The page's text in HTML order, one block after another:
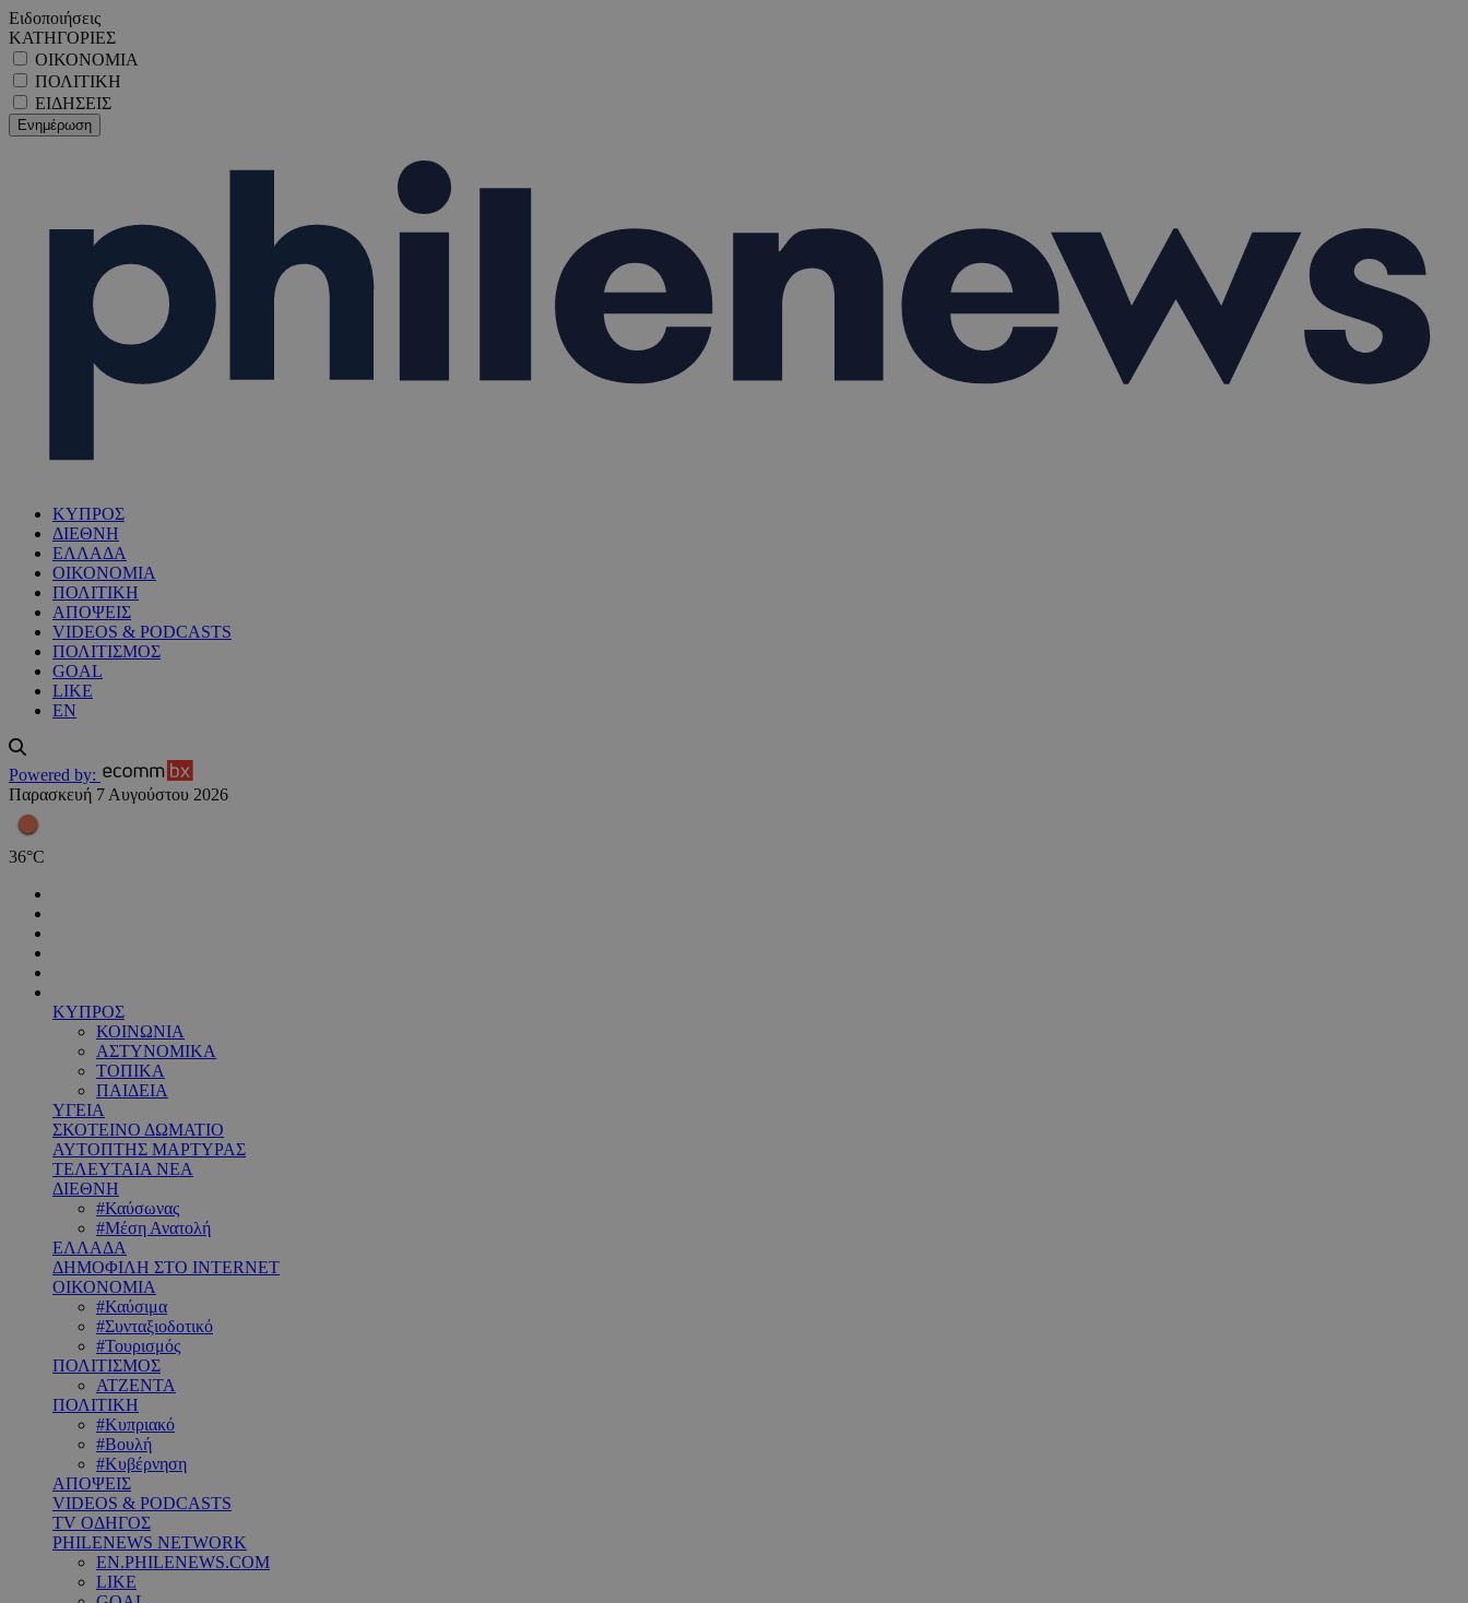
Ειδοποιήσεις
ΚΑΤΗΓΟΡΙΕΣ
ΟΙΚΟΝΟΜΙΑ
ΠΟΛΙΤΙΚΗ
ΕΙΔΗΣΕΙΣ
ΚΥΠΡΟΣ
ΔΙΕΘΝΗ
ΕΛΛΑΔΑ
ΟΙΚΟΝΟΜΙΑ
ΠΟΛΙΤΙΚΗ
ΑΠΟΨΕΙΣ
VIDEOS & PODCASTS
ΠΟΛΙΤΙΣΜΟΣ
GOAL
LIKE
EN
Powered by:
Παρασκευή 7 Αυγούστου 2026
36°C
ΚΥΠΡΟΣ
ΚΟΙΝΩΝΙΑ
ΑΣΤΥΝΟΜΙΚΑ
ΤΟΠΙΚΑ
ΠΑΙΔΕΙΑ
ΥΓΕΙΑ
ΣΚΟΤΕΙΝΟ ΔΩΜΑΤΙΟ
ΑΥΤΟΠΤΗΣ ΜΑΡΤΥΡΑΣ
ΤΕΛΕΥΤΑΙΑ ΝΕΑ
ΔΙΕΘΝΗ
#Καύσωνας
#Μέση Ανατολή
ΕΛΛΑΔΑ
ΔΗΜΟΦΙΛΗ ΣΤΟ INTERNET
ΟΙΚΟΝΟΜΙΑ
#Καύσιμα
#Συνταξιοδοτικό
#Τουρισμός
ΠΟΛΙΤΙΣΜΟΣ
ΑΤΖΕΝΤΑ
ΠΟΛΙΤΙΚΗ
#Κυπριακό
#Βουλή
#Κυβέρνηση
ΑΠΟΨΕΙΣ
VIDEOS & PODCASTS
TV ΟΔΗΓΟΣ
PHILENEWS NETWORK
EN.PHILENEWS.COM
LIKE